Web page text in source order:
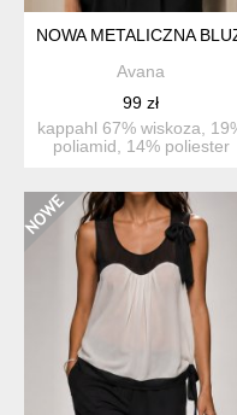
NOWA METALICZNA
Avana
99 zł
kappahl 67% wiskoza,
poliamid, 14% poliester